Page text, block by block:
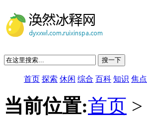
搜一下
首页 探索 休闲 综合 百科 知识 焦点
当前位置:首页 >